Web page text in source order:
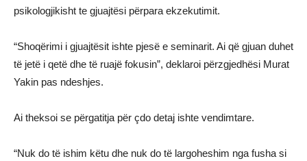
psikologjikisht te gjuajtësi përpara ekzekutimit.
“Shoqërimi i gjuajtësit ishte pjesë e seminarit. Ai që gjuan duhet
të jetë i qetë dhe të ruajë fokusin”, deklaroi përzgjedhësi Murat
Yakin pas ndeshjes.
Ai theksoi se përgatitja për çdo detaj ishte vendimtare.
“Nuk do të ishim këtu dhe nuk do të largoheshim nga fusha si